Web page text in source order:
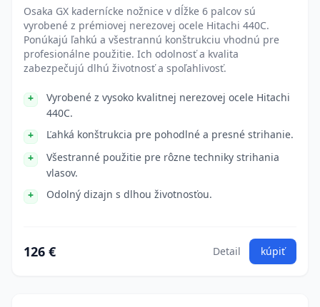
Osaka GX kadernícke nožnice v dĺžke 6 palcov sú
vyrobené z prémiovej nerezovej ocele Hitachi 440C.
Ponúkajú ľahkú a všestrannú konštrukciu vhodnú pre
profesionálne použitie. Ich odolnosť a kvalita
zabezpečujú dlhú životnosť a spoľahlivosť.
Vyrobené z vysoko kvalitnej nerezovej ocele Hitachi
440C.
Ľahká konštrukcia pre pohodlné a presné strihanie.
Všestranné použitie pre rôzne techniky strihania
vlasov.
Odolný dizajn s dlhou životnosťou.
126 € Detail kúpiť